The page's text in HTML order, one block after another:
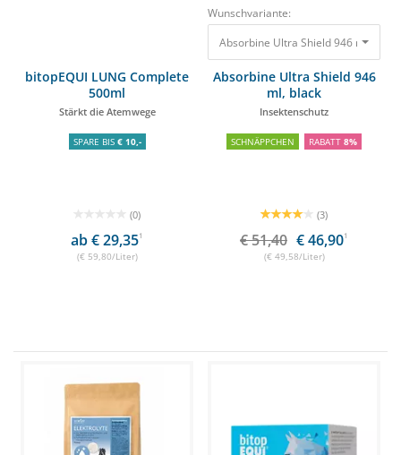
bitopEQUI LUNG Complete
500ml
Stärkt die Atemwege
SPARE BIS € 10,-
(0)
ab € 29,351
(€ 59,80/Liter)
Wunschvariante:
Absorbine Ultra Shield 946 ml,
Absorbine Ultra Shield 946
ml, black
Insektenschutz
SCHNÄPPCHEN RABATT 8%
(3)
€ 51,40 € 46,901
(€ 49,58/Liter)